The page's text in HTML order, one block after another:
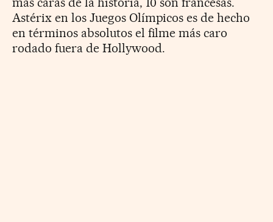
Astérix en los Juegos Olímpicos es de hecho
en términos absolutos el filme más caro
rodado fuera de Hollywood.